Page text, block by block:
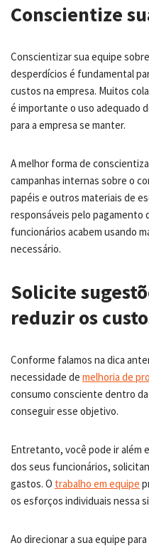
Conscientize
Conscientizar sua equipe
desperdícios é fundamental
custos na empresa. Muitos
é importante o uso adequado
para a empresa se manter.
A melhor forma de
campanhas internas sobre o
papéis e outros materiais de
responsáveis pelo pagamento
funcionários acabem usando
necessário.
Solicite
reduzir os
Conforme falamos na dica
necessidade de melhoria de
consumo consciente dentro
conseguir esse objetivo.
Entretanto, você pode ir além
dos seus funcionários,
gastos. O trabalho em equipe
os esforços individuais nessa
Ao direcionar a sua equipe